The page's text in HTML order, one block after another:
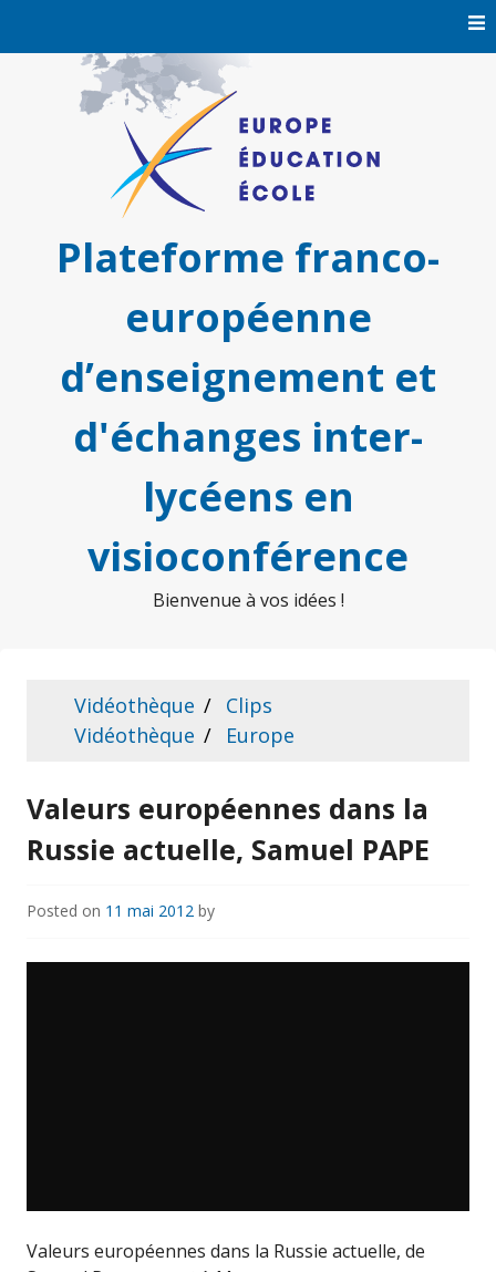
Plateforme franco-
européenne
d’enseignement et
d'échanges inter-
lycéens en
visioconférence
Bienvenue à vos idées !
Vidéothèque
Clips
Vidéothèque
Europe
Valeurs européennes dans la
Russie actuelle, Samuel PAPE
Posted on 11 mai 2012 by
Valeurs européennes dans la Russie actuelle, de